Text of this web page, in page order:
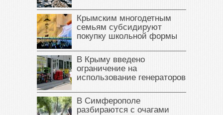
Крымским многодетным
семьям субсидируют
покупку школьной формы
В Крыму введено
ограничение на
использование генераторов
В Симферополе
разбираются с очагами